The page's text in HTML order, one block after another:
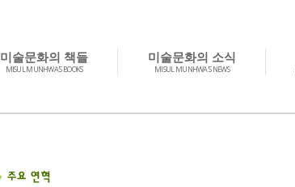
미술문화의 책들
MISUL MUNHWA'S BOOKS
미술문화의 소식
MISUL MUNHWA'S NEWS